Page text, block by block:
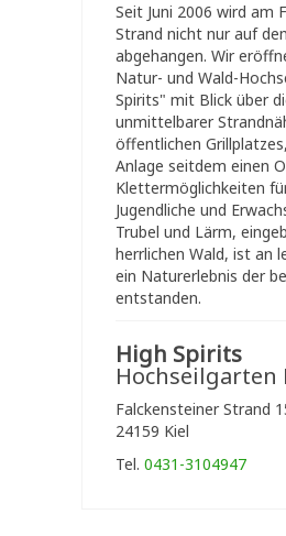
Seit Juni 2006 wird am
Strand nicht nur auf
abgehangen. Wir
Natur- und Wald-
Spirits" mit Blick über
unmittelbarer
öffentlichen
Anlage seitdem einen
Klettermöglichkeiten
Jugendliche und
Trubel und Lärm,
herrlichen Wald, ist an
ein Naturerlebnis der
entstanden.
High Spirits
Hochseilgarten
Falckensteiner Strand
24159 Kiel
Tel. 0431-3104947